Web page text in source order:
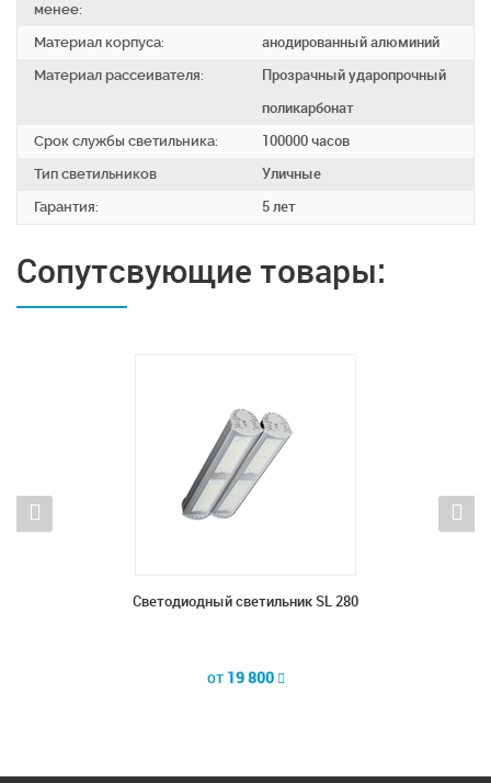
менее:
Материал корпуса:
анодированный алюминий
Материал рассеивателя:
Прозрачный ударопрочный
поликарбонат
Срок службы светильника:
100000 часов
Тип светильников
Уличные
Гарантия:
5 лет
Сопутсвующие товары:
Светодиодный светильник SL 280
от 19 800